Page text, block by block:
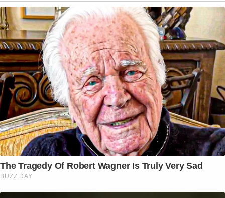
The Tragedy Of Robert Wagner Is Truly Very Sad
BUZZ DAY